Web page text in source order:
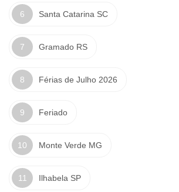
Santa Catarina SC
Gramado RS
Férias de Julho 2026
Feriado
Monte Verde MG
Ilhabela SP